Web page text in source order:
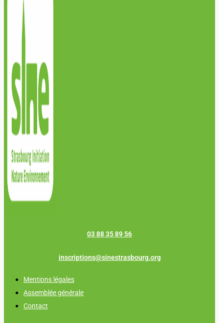
03 88 35 89 56
inscriptions@sinestrasbourg.org
Mentions légales
Assemblée générale
Contact